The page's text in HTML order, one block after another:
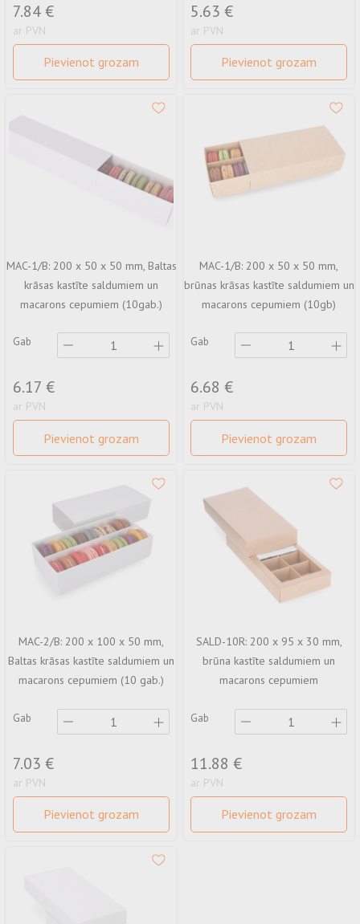
7.84 €
ar PVN
Pievienot grozam
5.63 €
ar PVN
Pievienot grozam
MAC-1/B: 200 x 50 x 50 mm, Baltas
krāsas kastīte saldumiem un
macarons cepumiem (10gab.)
Gab
6.17 €
ar PVN
Pievienot grozam
MAC-1/B: 200 x 50 x 50 mm,
brūnas krāsas kastīte saldumiem un
macarons cepumiem (10gb)
Gab
6.68 €
ar PVN
Pievienot grozam
MAC-2/B: 200 x 100 x 50 mm,
Baltas krāsas kastīte saldumiem un
macarons cepumiem (10 gab.)
Gab
7.03 €
ar PVN
Pievienot grozam
SALD-10R: 200 x 95 x 30 mm,
brūna kastīte saldumiem un
macarons cepumiem
Gab
11.88 €
ar PVN
Pievienot grozam